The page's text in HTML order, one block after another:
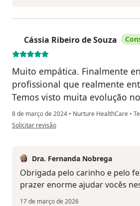
Cássia Ribeiro de Souza
Muito empática. Finalmente
profissional que realmente
Temos visto muita evolução
8 de março de 2024 • Nurture HealthCare •
na opinião do utilizador Cássia Ribeiro de Souza
Solicitar revisão
Dra. Fernanda Nobrega
Obrigada pelo carinho e pelo
prazer enorme ajudar vocês
17 de março de 2026